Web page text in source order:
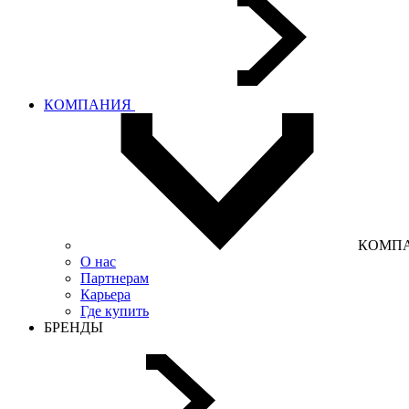
КОМПАНИЯ
О нас
Партнерам
Карьера
Где купить
БРЕНДЫ